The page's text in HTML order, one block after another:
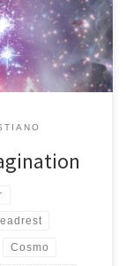
Cosmo